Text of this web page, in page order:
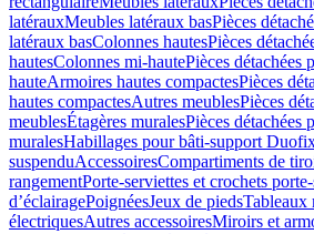
latérauxMeubles latéraux basPièces
latéraux basColonnes hautesPièces
hautesColonnes mi-hautePièces détachées
hauteArmoires hautes compactesPièces
hautes compactesAutres meublesPièces
meublesÉtagères muralesPièces détachées
muralesHabillages pour bâti-support
suspenduAccessoiresCompartiments de
rangementPorte-serviettes et crochets
d’éclairagePoignéesJeux de piedsTableaux
électriquesAutres accessoiresMiroirs et